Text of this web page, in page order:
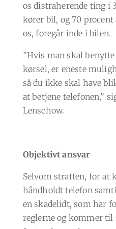
os distraherende ting i
kører bil, og 70
os, foregår inde i bilen.
”Hvis man skal
kørsel, er eneste
så du ikke skal have
at betjene telefonen,”
Lenschow.
Objektivt ansvar
Selvom straffen, for at
håndholdt telefon
en skadelidt, som har
reglerne og kommer til